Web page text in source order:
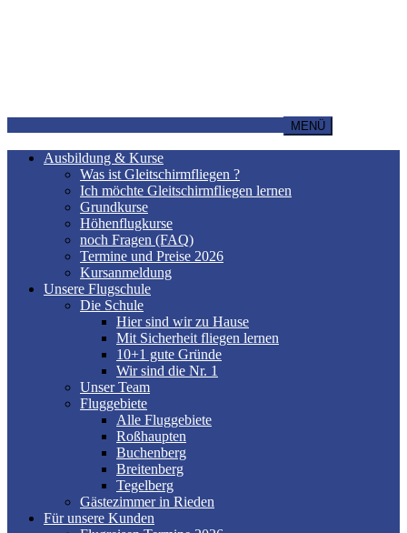
MENÜ
Ausbildung & Kurse
Was ist Gleitschirmfliegen ?
Ich möchte Gleitschirmfliegen lernen
Grundkurse
Höhenflugkurse
noch Fragen (FAQ)
Termine und Preise 2026
Kursanmeldung
Unsere Flugschule
Die Schule
Hier sind wir zu Hause
Mit Sicherheit fliegen lernen
10+1 gute Gründe
Wir sind die Nr. 1
Unser Team
Fluggebiete
Alle Fluggebiete
Roßhaupten
Buchenberg
Breitenberg
Tegelberg
Gästezimmer in Rieden
Für unsere Kunden